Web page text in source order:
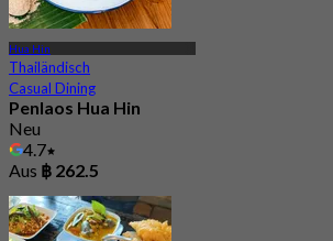
Hua Hin
Thailändisch
Casual Dining
Penlaos Hua Hin
Neu
4.7
Aus ฿ 262.5